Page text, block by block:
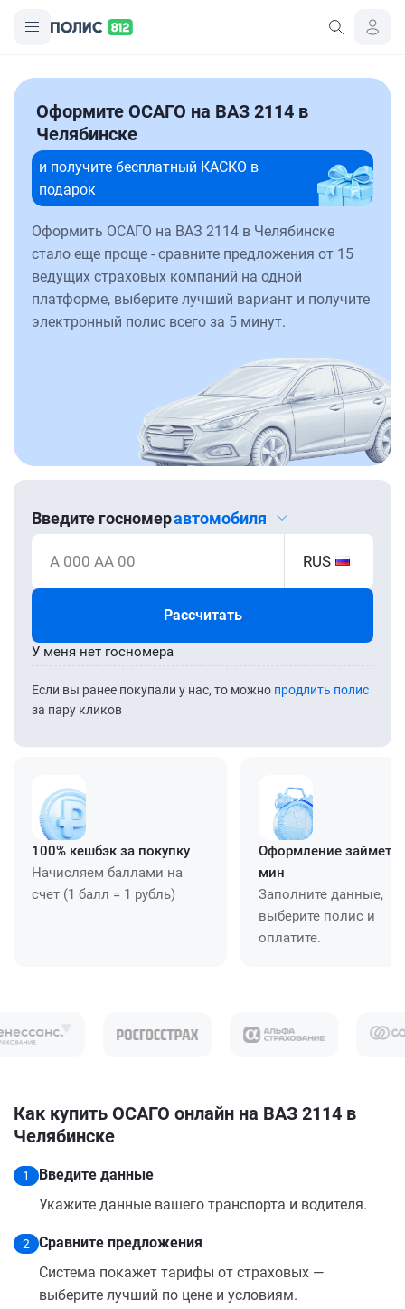
Оформите ОСАГО на ВАЗ 2114 в
Челябинске
и получите бесплатный КАСКО в
подарок
Оформить ОСАГО на ВАЗ 2114 в Челябинске
стало еще проще - сравните предложения от 15
ведущих страховых компаний на одной
платформе, выберите лучший вариант и получите
электронный полис всего за 5 минут.
Введите госномеравтомобиля
А 000 АА 00 RUS
Рассчитать
Если вы ранее покупали у нас, то можно продлить полис
за пару кликов
У меня нет госномера
100% кешбэк за покупку
Начисляем баллами на
счет (1 балл = 1 рубль)
Оформление займет
мин
Заполните данные,
выберите полис и
оплатите.
Как купить ОСАГО онлайн на ВАЗ 2114 в
Челябинске
1
Введите данные
Укажите данные вашего транспорта и водителя.
2
Сравните предложения
Система покажет тарифы от страховых —
выберите лучший по цене и условиям.